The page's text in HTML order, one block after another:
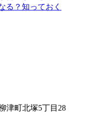
る？知っておく
津町北塚5丁目28